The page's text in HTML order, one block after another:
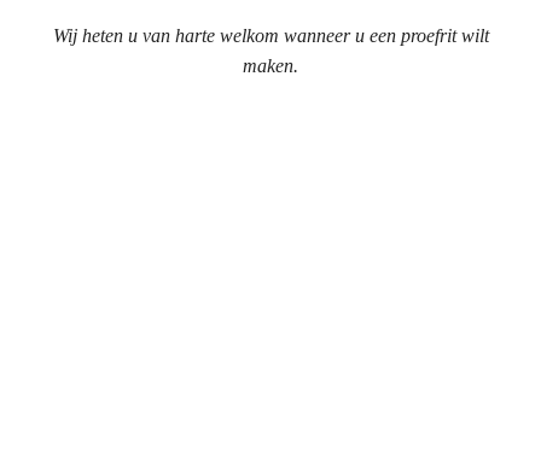
Wij heten u van harte welkom wanneer u een proefrit wilt
maken.